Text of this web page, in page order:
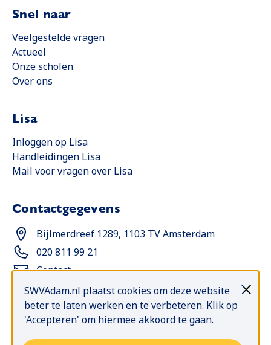
Snel naar
Veelgestelde vragen
Actueel
Onze scholen
Over ons
Lisa
Inloggen op Lisa
Opent in een nieuwe tab
Handleidingen Lisa
Mail voor vragen over Lisa
Opent in een nieuwe tab
Contactgegevens
Bijlmerdreef 1289, 1103 TV Amsterdam
Opent in een nieuwe tab
020 811 99 21
Opent in een nieuwe tab
Contact
Blijf op de hoogte met de
Nieuwsselectie
SWVAdam.nl plaatst cookies om deze website
beter te laten werken en te verbeteren. Klik op
'Accepteren' om hiermee akkoord te gaan.